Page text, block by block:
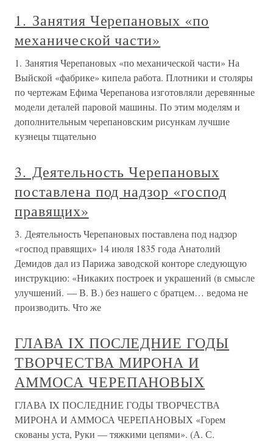
1. Занятия Черепановых «по
механической части»
1. Занятия Черепановых «по механической части» На
Выйской «фабрике» кипела работа. Плотники и столяры
по чертежам Ефима Черепанова изготовляли деревянные
модели деталей паровой машины. По этим моделям и
дополнительным черепановским рисункам лучшие
кузнецы тщательно
3. Деятельность Черепановых
поставлена под надзор «господ
правящих»
3. Деятельность Черепановых поставлена под надзор
«господ правящих» 14 июля 1835 года Анатолий
Демидов дал из Парижа заводской конторе следующую
инструкцию: «Никаких построек и украшений (в смысле
улучшений. — В. В.) без нашего с братцем… ведома не
производить. Что же
ГЛАВА IX ПОСЛЕДНИЕ ГОДЫ
ТВОРЧЕСТВА МИРОНА И
АММОСА ЧЕРЕПАНОВЫХ
ГЛАВА IX ПОСЛЕДНИЕ ГОДЫ ТВОРЧЕСТВА
МИРОНА И АММОСА ЧЕРЕПАНОВЫХ «Горем
скованы уста, Руки — тяжкими цепями». (А. С.